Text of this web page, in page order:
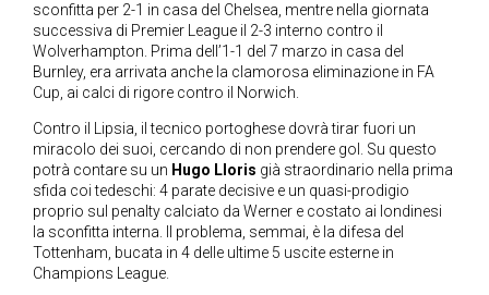
sconfitta per 2-1 in casa del Chelsea, mentre nella giornata
successiva di Premier League il 2-3 interno contro il
Wolverhampton. Prima dell’1-1 del 7 marzo in casa del
Burnley, era arrivata anche la clamorosa eliminazione in FA
Cup, ai calci di rigore contro il Norwich.
Contro il Lipsia, il tecnico portoghese dovrà tirar fuori un
miracolo dei suoi, cercando di non prendere gol. Su questo
potrà contare su un Hugo Lloris già straordinario nella prima
sfida coi tedeschi: 4 parate decisive e un quasi-prodigio
proprio sul penalty calciato da Werner e costato ai londinesi
la sconfitta interna. Il problema, semmai, è la difesa del
Tottenham, bucata in 4 delle ultime 5 uscite esterne in
Champions League.